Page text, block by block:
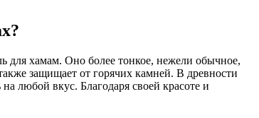
для хамам. Оно более тонкое, нежели обычное,
защищает от горячих камней. В древности
любой вкус. Благодаря своей красоте и